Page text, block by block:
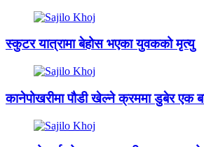
स्कुटर यात्रामा बेहोस भएका युवकको मृत्यु
कानेपोखरीमा पौडी खेल्ने क्रममा डुबेर एक